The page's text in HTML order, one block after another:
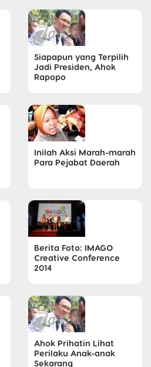
Siapapun yang Terpilih
Jadi Presiden, Ahok
Rapopo
Inilah Aksi Marah-marah
Para Pejabat Daerah
Berita Foto: IMAGO
Creative Conference
2014
Ahok Prihatin Lihat
Perilaku Anak-anak
Sekarang